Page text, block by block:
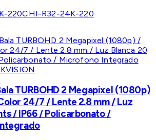
220CHI-R32-24K-220
TURBOHD 2 Megapixel (1080p)
24/7 / Lente 2.8 mm / Luz
/ IP66 / Policarbonato /